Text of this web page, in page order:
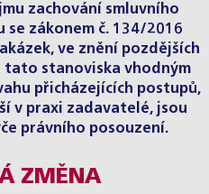
zachování smluvního
zákonem č. 134/2016
ve znění pozdějších
tato stanoviska vhodným
přicházejících postupů,
v praxi zadavatelé, jsou
právního posouzení.
ZMĚNA